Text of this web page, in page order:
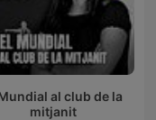
al club de la
mitjanit